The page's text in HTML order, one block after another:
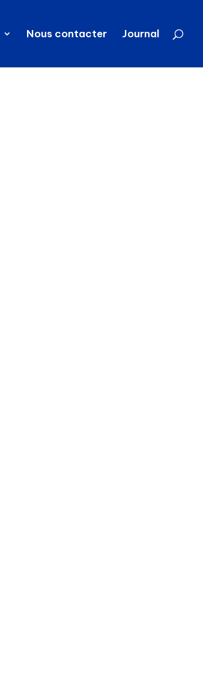
Nous contacter Journal